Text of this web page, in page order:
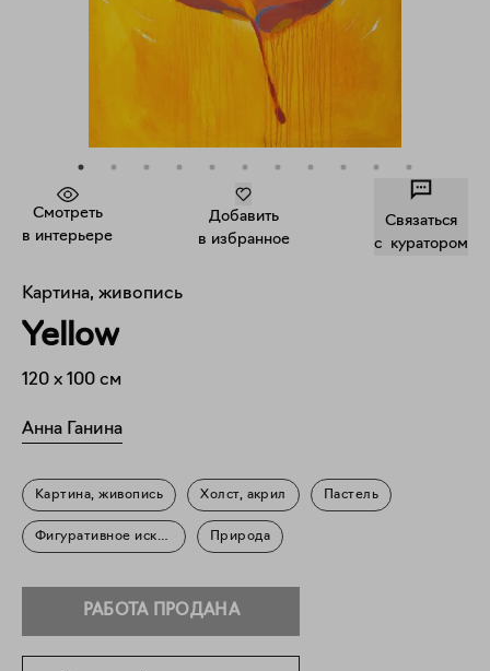
Смотреть
в интерьере
Добавить
в избранное
Связаться
c куратором
Картина, живопись
Yellow
120 x 100 см
Анна Ганина
Картина, живопись Холст, акрил Пастель
Фигуративное искусство Природа
РАБОТА ПРОДАНА